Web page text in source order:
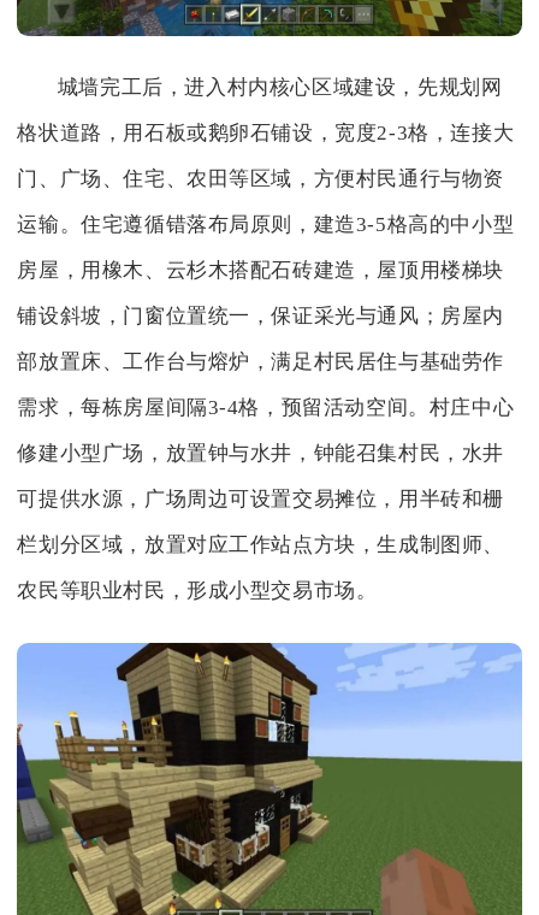
城墙完工后，进入村内核心区域建设，先规划网
格状道路，用石板或鹅卵石铺设，宽度2-3格，连接大
门、广场、住宅、农田等区域，方便村民通行与物资
运输。住宅遵循错落布局原则，建造3-5格高的中小型
房屋，用橡木、云杉木搭配石砖建造，屋顶用楼梯块
铺设斜坡，门窗位置统一，保证采光与通风；房屋内
部放置床、工作台与熔炉，满足村民居住与基础劳作
需求，每栋房屋间隔3-4格，预留活动空间。村庄中心
修建小型广场，放置钟与水井，钟能召集村民，水井
可提供水源，广场周边可设置交易摊位，用半砖和栅
栏划分区域，放置对应工作站点方块，生成制图师、
农民等职业村民，形成小型交易市场。